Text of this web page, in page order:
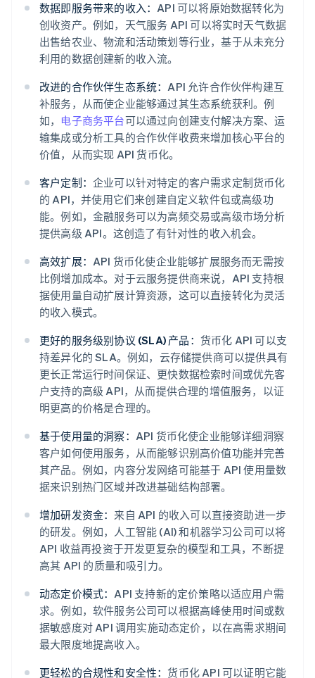
数据即服务带来的收入：API 可以将原始数据转化为
创收资产。例如，天气服务 API 可以将实时天气数据
出售给农业、物流和活动策划等行业，基于从未充分
利用的数据创建新的收入流。
改进的合作伙伴生态系统：API 允许合作伙伴构建互
补服务，从而使企业能够通过其生态系统获利。例
如， 电子商务平台可以通过向创建支付解决方案、运
输集成或分析工具的合作伙伴收费来增加核心平台的
价值，从而实现 API 货币化。
客户定制： 企业可以针对特定的客户需求定制货币化
的 API，并使用它们来创建自定义软件包或高级功
能。例如，金融服务可以为高频交易或高级市场分析
提供高级 API。这创造了有针对性的收入机会。
高效扩展： API 货币化使企业能够扩展服务而无需按
比例增加成本。对于云服务提供商来说，API 支持根
据使用量自动扩展计算资源，这可以直接转化为灵活
的收入模式。
更好的服务级别协议 (SLA) 产品： 货币化 API 可以支
持差异化的 SLA。例如，云存储提供商可以提供具有
更长正常运行时间保证、更快数据检索时间或优先客
户支持的高级 API，从而提供合理的增值服务，以证
明更高的价格是合理的。
基于使用量的洞察： API 货币化使企业能够详细洞察
客户如何使用服务，从而能够识别高价值功能并完善
其产品。例如，内容分发网络可能基于 API 使用量数
据来识别热门区域并改进基础结构部署。
增加研发资金：来自 API 的收入可以直接资助进一步
的研发。例如，人工智能 (AI) 和机器学习公司可以将
API 收益再投资于开发更复杂的模型和工具，不断提
高其 API 的质量和吸引力。
动态定价模式：API 支持新的定价策略以适应用户需
求。例如，软件服务公司可以根据高峰使用时间或数
据敏感度对 API 调用实施动态定价，以在高需求期间
最大限度地提高收入。
更轻松的合规性和安全性：货币化 API 可以证明它能